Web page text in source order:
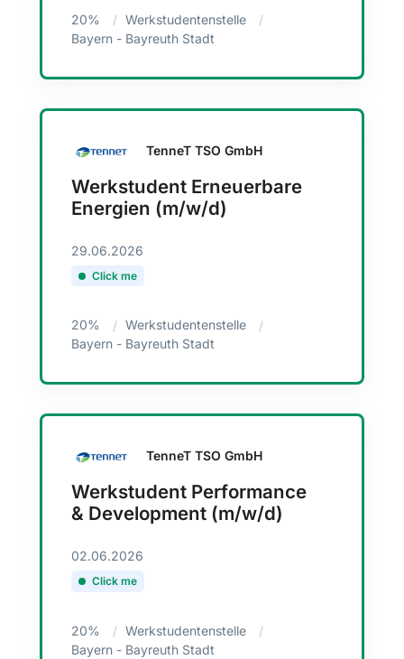
20%
Werkstudentenstelle
Bayern - Bayreuth Stadt
TenneT TSO GmbH
Werkstudent Erneuerbare
Energien (m/w/d)
29.06.2026
Click me
20%
Werkstudentenstelle
Bayern - Bayreuth Stadt
TenneT TSO GmbH
Werkstudent Performance
& Development (m/w/d)
02.06.2026
Click me
20%
Werkstudentenstelle
Bayern - Bayreuth Stadt